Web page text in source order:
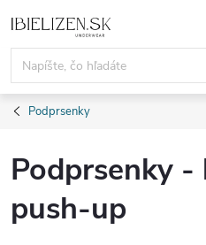
na
obsah
Podprsenky
Podprsenky
push-up